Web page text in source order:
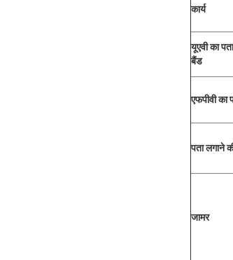
कार्य
यूएवी का
बैंड
एफपीवी का
पता लगाने
जामर